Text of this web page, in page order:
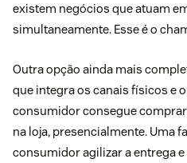
existem negócios que atuam
simultaneamente. Esse é o
Outra opção ainda mais
que integra os canais físicos e
consumidor consegue
na loja, presencialmente. Uma
consumidor agilizar a entrega